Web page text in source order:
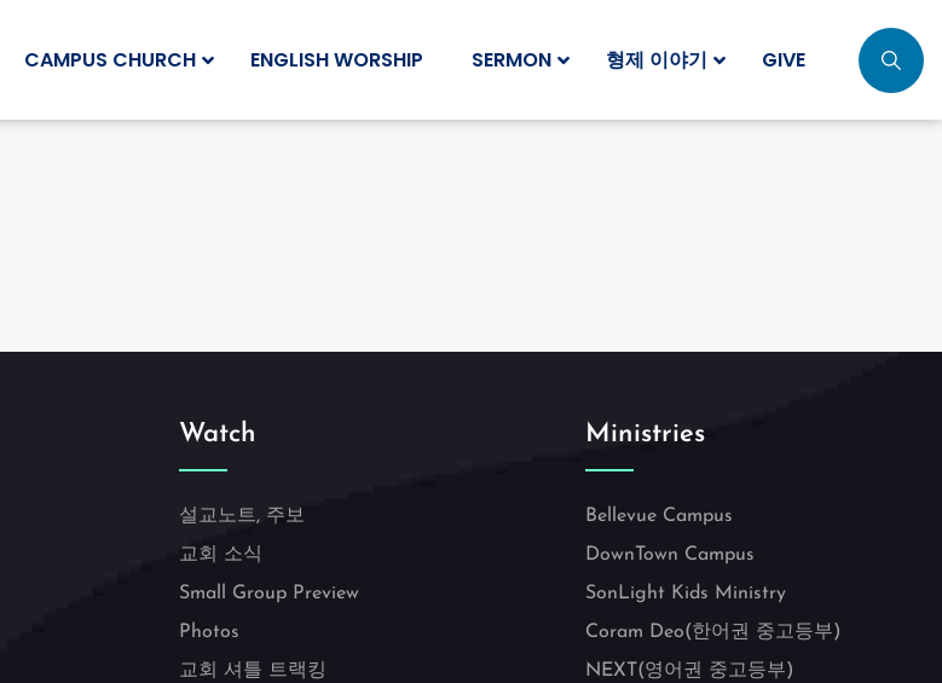
CAMPUS CHURCH ENGLISH WORSHIP SERMON 형제 이야기 GIVE
Watch
설교노트, 주보
교회 소식
Small Group Preview
Photos
교회 셔틀 트랙킹
Ministries
Bellevue Campus
DownTown Campus
SonLight Kids Ministry
Coram Deo(한어권 중고등부)
NEXT(영어권 중고등부)